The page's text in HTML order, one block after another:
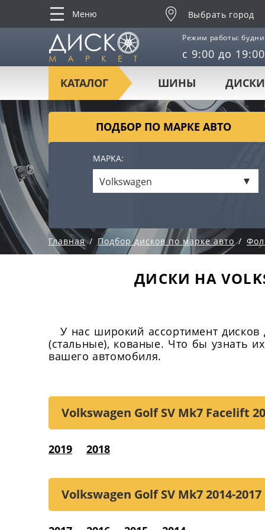
Меню Выбрать город
Режим работы: будни
с 9:00 до 19:00
КАТАЛОГ ШИНЫ ДИСКИ
ПОДБОР ПО МАРКЕ АВТО
МАРКА:
Volkswagen
Главная Подбор дисков по марке авто
ДИСКИ НА
У нас широкий ассортимент
(стальные), кованые. Что бы узнать
вашего автомобиля.
Volkswagen Golf SV Mk7 Facelift
2019 2018
Volkswagen Golf SV Mk72014-2017